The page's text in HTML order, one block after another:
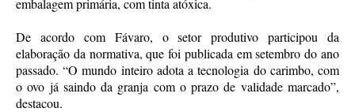
De acordo com Fávaro, o setor produtivo participou da
elaboração da normativa, que foi publicada em setembro do ano
passado. “O mundo inteiro adota a tecnologia do carimbo, com
o ovo já saindo da granja com o prazo de validade marcado”,
destacou.